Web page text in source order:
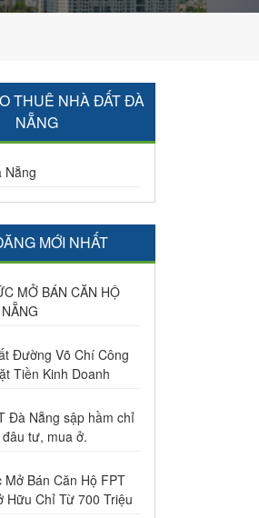
THUÊ NHÀ ĐẤT ĐÀ
NẴNG
MỚI NHẤT
MỞ BÁN CĂN HỘ
Đường Võ Chí Công
Tiền Kinh Doanh
Đà Nẵng sập hầm chỉ
tư, mua ở.
Bán Căn Hộ FPT
Hữu Chỉ Từ 700 Triệu